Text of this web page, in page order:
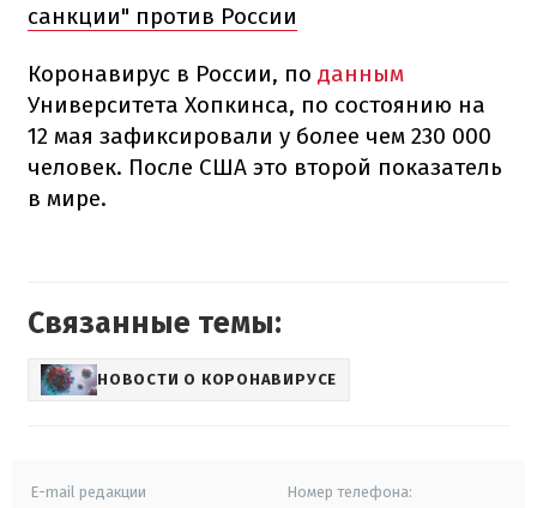
санкции" против России
Коронавирус в России, по данным
Университета Хопкинса, по состоянию на
12 мая зафиксировали у более чем 230 000
человек. После США это второй показатель
в мире.
Связанные темы:
НОВОСТИ О КОРОНАВИРУСЕ
E-mail редакции Номер телефона: